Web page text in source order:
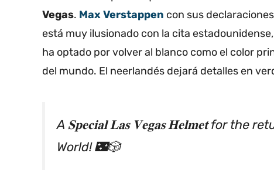
Vegas
Max Verstappen
con sus
está muy ilusionado con la cita
ha optado por volver al blanco como el color
del mundo. El neerlandés dejará detalles en
World! 🌃🎲